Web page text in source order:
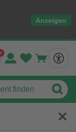
Anzeigen